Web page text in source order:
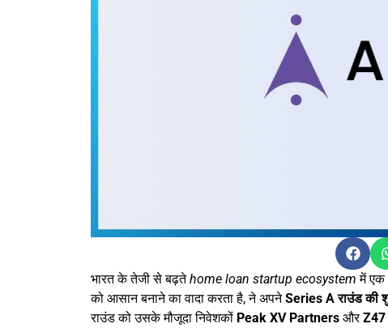
भारत के तेजी से बढ़तेhome loan startup ecosystem में एक
को आसान बनाने का वादा करता है, ने अपनेSeries A राउंड की
राउंड को उसके मौजूदा निवेशकों Peak XV Partners और